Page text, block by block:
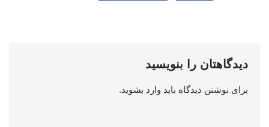
دیدگاهتان را بنویسید
برای نوشتن دیدگاه باید وارد بشوید.